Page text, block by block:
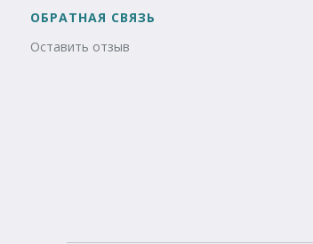
ОБРАТНАЯ СВЯЗЬ
Оставить отзыв